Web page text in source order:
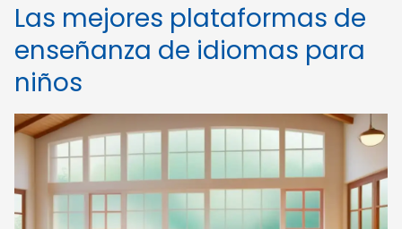
Las mejores plataformas de
enseñanza de idiomas para
niños